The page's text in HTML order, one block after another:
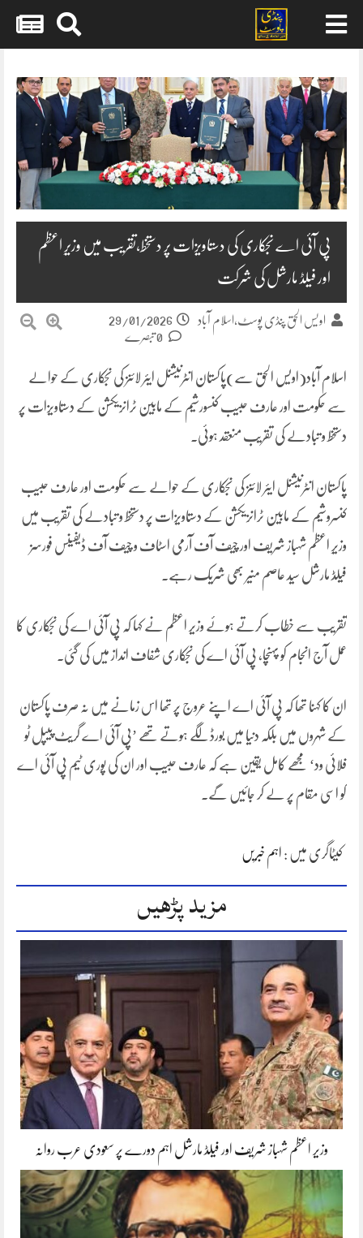
content
پی آئی اے نجکاری کی دستاویزات پر دستخط،تقریب میں وزیرِ اعظم
اور فیلڈ مارشل کی شرکت
اویس الحق پنڈی پوسٹ،اسلام آباد
29/01/2026
اسلام آباد(اویس الحق سے)پاکستان انٹرنیشنل ایئر لائنز کی نجکاری کے حوالے
سے حکومت اور عارف حبیب کنسورشیم کے مابین ٹرانزیکشن کے دستاویزات پر
دستخط و تبادلے کی تقریب منعقد ہوئی۔
پاکستان انٹرنیشنل ایئر لائنز کی نجکاری کے حوالے سے حکومت اور عارف حبیب
کنسروشیم کے مابین ٹرانزیکشن کے دستاویزات پر دستخط و تبادلے کی تقریب میں
وزیرِ اعظم شہباز شریف اور چیف آف آرمی اسٹاف و چیف آف ڈیفینس فورسز
فیلڈ مارشل سید عاصم منیر بھی شریک رہے۔
تقریب سے خطاب کرتے ہوئے وزیر اعظم نے کہا کہ پی آئی اے کی نجکاری کا
عمل آج انجام کو پہنچا، پی آئی اے کی نجکاری شفاف انداز میں کی گئی۔
ان کا کہنا تھا کہ پی آئی اے اپنے عروج پر تھا اس زمانے میں نہ صرف پاکستان
کے شہروں میں بلکہ دنیا میں بورڈ لگے ہوتے تھے ’پی آئی اے گریٹ پیپل ٹو
فلائی ود‘ مجھے کامل یقین ہے کہ عارف حبیب اور ان کی پوری ٹیم پی آئی اے
کو اسی مقام پر لے کر جائیں گے۔
کیٹاگری میں : اہم خبریں
مزید پڑھیں
وزیر اعظم شہباز شریف اور فیلڈ مارشل اہم دورے پر سعودی عرب روانہ